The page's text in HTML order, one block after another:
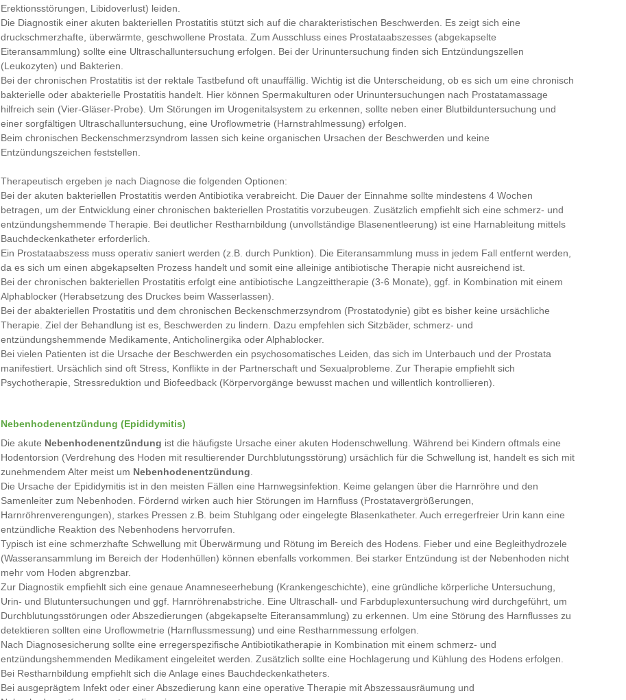
Erektionsstörungen, Libidoverlust) leiden.
Die Diagnostik einer akuten bakteriellen Prostatitis stützt sich auf die charakteristischen Beschwerden. Es zeigt sich eine
druckschmerzhafte, überwärmte, geschwollene Prostata. Zum Ausschluss eines Prostataabszesses (abgekapselte
Eiteransammlung) sollte eine Ultraschalluntersuchung erfolgen. Bei der Urinuntersuchung finden sich Entzündungszellen
(Leukozyten) und Bakterien.
Bei der chronischen Prostatitis ist der rektale Tastbefund oft unauffällig. Wichtig ist die Unterscheidung, ob es sich um eine chronisch
bakterielle oder abakterielle Prostatitis handelt. Hier können Spermakulturen oder Urinuntersuchungen nach Prostatamassage
hilfreich sein (Vier-Gläser-Probe). Um Störungen im Urogenitalsystem zu erkennen, sollte neben einer Blutbilduntersuchung und
einer sorgfältigen Ultraschalluntersuchung, eine Uroflowmetrie (Harnstrahlmessung) erfolgen.
Beim chronischen Beckenschmerzsyndrom lassen sich keine organischen Ursachen der Beschwerden und keine
Entzündungszeichen feststellen.
Therapeutisch ergeben je nach Diagnose die folgenden Optionen:
Bei der akuten bakteriellen Prostatitis werden Antibiotika verabreicht. Die Dauer der Einnahme sollte mindestens 4 Wochen
betragen, um der Entwicklung einer chronischen bakteriellen Prostatitis vorzubeugen. Zusätzlich empfiehlt sich eine schmerz- und
entzündungshemmende Therapie. Bei deutlicher Restharnbildung (unvollständige Blasenentleerung) ist eine Harnableitung mittels
Bauchdeckenkatheter erforderlich.
Ein Prostataabszess muss operativ saniert werden (z.B. durch Punktion). Die Eiteransammlung muss in jedem Fall entfernt werden,
da es sich um einen abgekapselten Prozess handelt und somit eine alleinige antibiotische Therapie nicht ausreichend ist.
Bei der chronischen bakteriellen Prostatitis erfolgt eine antibiotische Langzeittherapie (3-6 Monate), ggf. in Kombination mit einem
Alphablocker (Herabsetzung des Druckes beim Wasserlassen).
Bei der abakteriellen Prostatitis und dem chronischen Beckenschmerzsyndrom (Prostatodynie) gibt es bisher keine ursächliche
Therapie. Ziel der Behandlung ist es, Beschwerden zu lindern. Dazu empfehlen sich Sitzbäder, schmerz- und
entzündungshemmende Medikamente, Anticholinergika oder Alphablocker.
Bei vielen Patienten ist die Ursache der Beschwerden ein psychosomatisches Leiden, das sich im Unterbauch und der Prostata
manifestiert. Ursächlich sind oft Stress, Konflikte in der Partnerschaft und Sexualprobleme. Zur Therapie empfiehlt sich
Psychotherapie, Stressreduktion und Biofeedback (Körpervorgänge bewusst machen und willentlich kontrollieren).
Nebenhodenentzündung (Epididymitis)
Die akute Nebenhodenentzündung ist die häufigste Ursache einer akuten Hodenschwellung. Während bei Kindern oftmals eine
Hodentorsion (Verdrehung des Hoden mit resultierender Durchblutungsstörung) ursächlich für die Schwellung ist, handelt es sich mit
zunehmendem Alter meist um Nebenhodenentzündung
Die Ursache der Epididymitis ist in den meisten Fällen eine Harnwegsinfektion. Keime gelangen über die Harnröhre und den
Samenleiter zum Nebenhoden. Fördernd wirken auch hier Störungen im Harnfluss (Prostatavergrößerungen,
Harnröhrenverengungen), starkes Pressen z.B. beim Stuhlgang oder eingelegte Blasenkatheter. Auch erregerfreier Urin kann eine
entzündliche Reaktion des Nebenhodens hervorrufen.
Typisch ist eine schmerzhafte Schwellung mit Überwärmung und Rötung im Bereich des Hodens. Fieber und eine Begleithydrozele
(Wasseransammlung im Bereich der Hodenhüllen) können ebenfalls vorkommen. Bei starker Entzündung ist der Nebenhoden nicht
mehr vom Hoden abgrenzbar.
Zur Diagnostik empfiehlt sich eine genaue Anamneseerhebung (Krankengeschichte), eine gründliche körperliche Untersuchung,
Urin- und Blutuntersuchungen und ggf. Harnröhrenabstriche. Eine Ultraschall- und Farbduplexuntersuchung wird durchgeführt, um
Durchblutungsstörungen oder Abszedierungen (abgekapselte Eiteransammlung) zu erkennen. Um eine Störung des Harnflusses zu
detektieren sollten eine Uroflowmetrie (Harnflussmessung) und eine Restharnmessung erfolgen.
Nach Diagnosesicherung sollte eine erregerspezifische Antibiotikatherapie in Kombination mit einem schmerz- und
entzündungshemmenden Medikament eingeleitet werden. Zusätzlich sollte eine Hochlagerung und Kühlung des Hodens erfolgen.
Bei Restharnbildung empfiehlt sich die Anlage eines Bauchdeckenkatheters.
Bei ausgeprägtem Infekt oder einer Abszedierung kann eine operative Therapie mit Abszessausräumung und